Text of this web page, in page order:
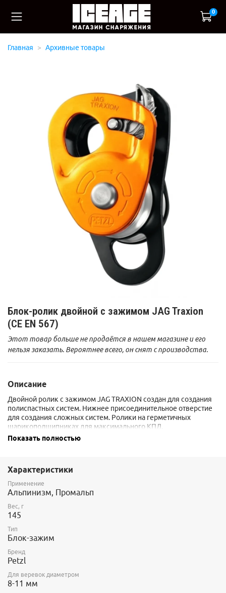
0
Главная Архивные товары
Блок-ролик двойной с зажимом JAG Traxion
(CE EN 567)
Этот товар больше не продаётся в нашем магазине и его
нельзя заказать. Вероятнее всего, он снят с производства.
Описание
Двойной ролик с зажимом JAG TRAXION cоздан для создания
полиспастных систем. Нижнее присоединительное отверстие
для создания сложных систем. Ролики на герметичных
шарикоподшипниках для максимального КПД.
Сертификаты: CE EN 567, NFPA 1983 Technical Use.
Рабочая нагрузка: 2 × 1,5 кН × 2 = 6 кН.
Гарантия: 3 года.
Страна производства: Франция
Показать полностью
Характеристики
Применение
Альпинизм, Промальп
Вес, г
145
Тип
Блок-зажим
Бренд
Petzl
Для веревок диаметром
8-11 мм